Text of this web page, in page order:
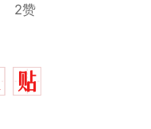
2赞